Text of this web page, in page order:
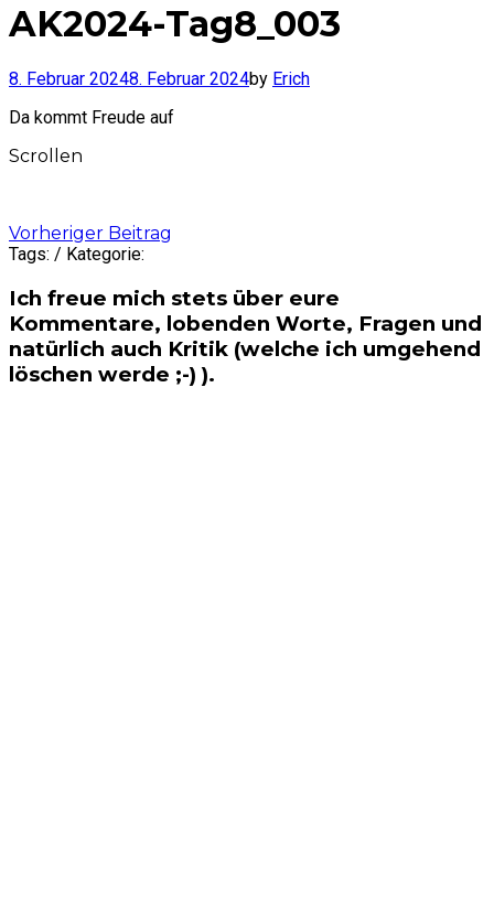
AK2024-Tag8_003
8. Februar 20248. Februar 2024by Erich
Da kommt Freude auf
Scrollen
Post
navigation
Vorheriger Beitrag
Tags: / Kategorie:
Ich freue mich stets über eure
Kommentare, lobenden Worte, Fragen und
natürlich auch Kritik (welche ich umgehend
löschen werde ;-) ).